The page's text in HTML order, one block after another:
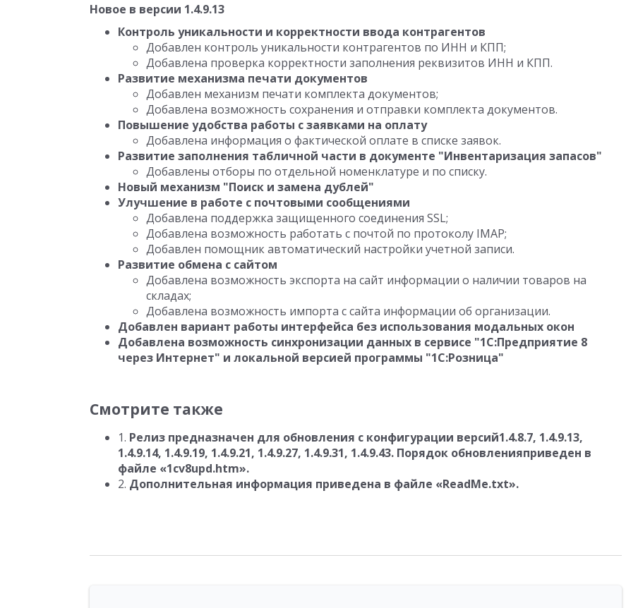
Новое в версии 1.4.9.13
Контроль уникальности и корректности ввода контрагентов
Добавлен контроль уникальности контрагентов по ИНН и КПП;
Добавлена проверка корректности заполнения реквизитов ИНН и КПП.
Развитие механизма печати документов
Добавлен механизм печати комплекта документов;
Добавлена возможность сохранения и отправки комплекта документов.
Повышение удобства работы с заявками на оплату
Добавлена информация о фактической оплате в списке заявок.
Развитие заполнения табличной части в документе "Инвентаризация запасов"
Добавлены отборы по отдельной номенклатуре и по списку.
Новый механизм "Поиск и замена дублей"
Улучшение в работе с почтовыми сообщениями
Добавлена поддержка защищенного соединения SSL;
Добавлена возможность работать с почтой по протоколу IMAP;
Добавлен помощник автоматический настройки учетной записи.
Развитие обмена с сайтом
Добавлена возможность экспорта на сайт информации о наличии товаров на
складах;
Добавлена возможность импорта с сайта информации об организации.
Добавлен вариант работы интерфейса без использования модальных окон
Добавлена возможность синхронизации данных в сервисе "1С:Предприятие 8
через Интернет" и локальной версией программы "1С:Розница"
Смотрите также
1. Релиз предназначен для обновления с конфигурации версий1.4.8.7, 1.4.9.13,
1.4.9.14, 1.4.9.19, 1.4.9.21, 1.4.9.27, 1.4.9.31, 1.4.9.43. Порядок обновленияприведен в
файле «1cv8upd.htm».
2. Дополнительная информация приведена в файле «ReadMe.txt».